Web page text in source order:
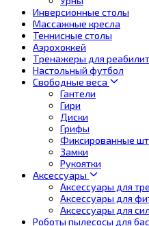
Инверсионные столы
Массажные кресла
Теннисные столы
Аэрохоккей
Тренажеры для
Настольный футбол
Свободные веса
Гантели
Гири
Диски
Грифы
Фиксированные
Замки
Рукоятки
Аксессуары
Аксессуары для
Аксессуары для
Аксессуары для
Роботы пылесосы для